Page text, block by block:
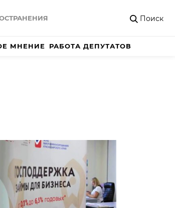
Поиск
МНЕНИЕ РАБОТА ДЕПУТАТОВ